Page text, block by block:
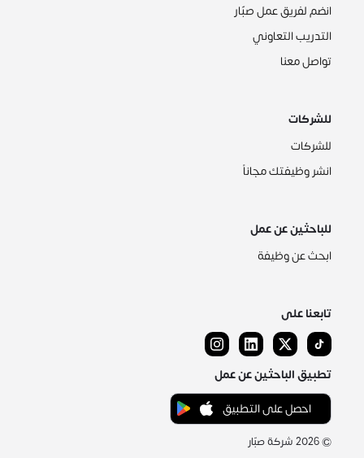
انضم لفريق عمل صبّار
التدريب التعاوني
تواصل معنا
للشركات
للشركات
انشر وظيفتك مجاناً
للباحثين عن عمل
ابحث عن وظيفة
تابعنا على
تطبيق الباحثين عن عمل
احصل على التطبيق
©
2026شركة صبّار